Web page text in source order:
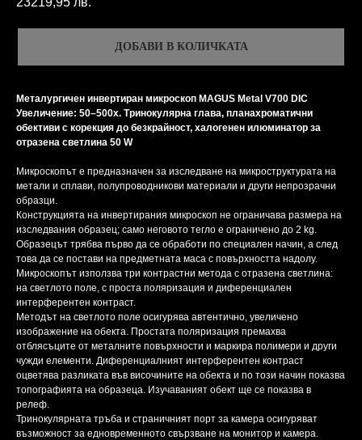
ДОБАВИ В КОЛИЧКАТА
Металургичен инвертиран микроскоп MAGUS Metal V700 DIC
Увеличение: 50–500х. Тринокулярна глава, планахроматични
обективи с корекция до безкрайност, халогенен илюминатор за
отразена светлина 50 W
Микроскопът е предназначен за изследване на микроструктурата на
метали и сплави, полупроводникови материали и други непрозрачни
образци.
Конструкцията на инвертирания микроскоп не ограничава размера на
изследвания образец; само неговото тегло е ограничено до 2 kg.
Образецът трябва първо да се обработи по специален начин, а след
това да се постави на предметната маса с повърхността надолу.
Микроскопът използва три контрастни метода с отразена светлина:
на светлото поле, с проста поляризация и диференциален
интерферентен контраст.
Методът на светлото поле осигурява автентично, увеличено
изображение на обекта. Простата поляризация премахва
отблясъците от металните повърхности и маркира полимери и други
чужди елементи. Диференциалният интерферентен контраст
оцветява разликата във височините на обекта и по този начин показва
топографията на образеца. Изучаваният обект ще се показва в
релеф.
Тринокулярната тръба и страничният порт за камера осигуряват
възможност за едновременното свързване на монитор и камера.